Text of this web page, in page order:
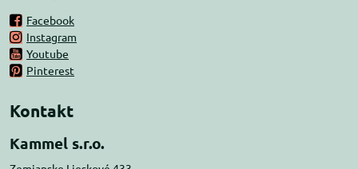
Facebook
Instagram
Youtube
Pinterest
Kontakt
Kammel s.r.o.